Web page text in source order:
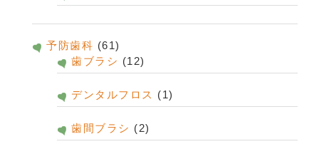
予防歯科 (61)
歯ブラシ (12)
デンタルフロス (1)
歯間ブラシ (2)